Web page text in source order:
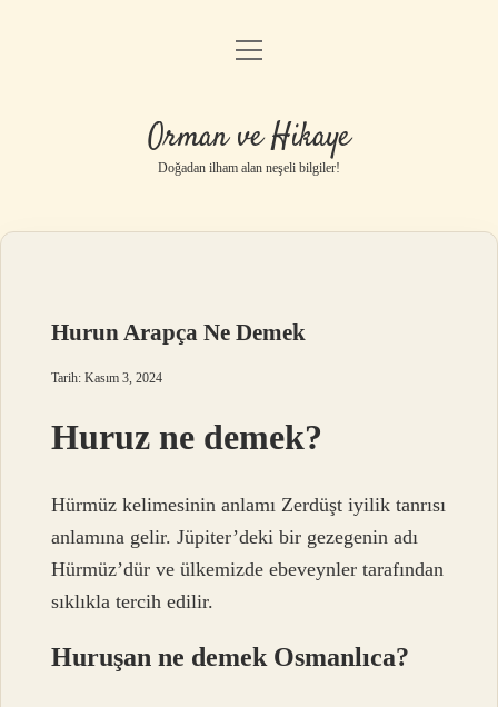
Anasayfa
Yasal Uyarı
menüyü
Orman ve Hikaye
Doğadan ilham alan neşeli bilgiler!
Hurun Arapça Ne Demek
Tarih: Kasım 3, 2024
Huruz ne demek?
Hürmüz kelimesinin anlamı Zerdüşt iyilik tanrısı
anlamına gelir. Jüpiter’deki bir gezegenin adı
Hürmüz’dür ve ülkemizde ebeveynler tarafından
sıklıkla tercih edilir.
Huruşan ne demek Osmanlıca?